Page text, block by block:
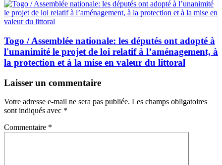
Togo / Assemblée nationale: les députés ont adopté à
l'unanimité le projet de loi relatif à l’aménagement, à
la protection et à la mise en valeur du littoral
Laisser un commentaire
Votre adresse e-mail ne sera pas publiée. Les champs obligatoires
sont indiqués avec *
Commentaire *